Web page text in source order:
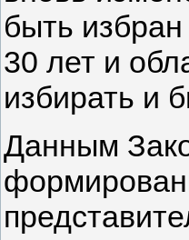
быть
30 лет и
избирать и
Данным